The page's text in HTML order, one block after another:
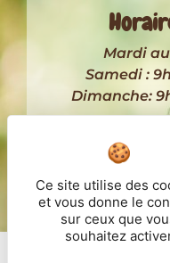
Mardi
Samedi :
Dimanche:
Ce site utilise des
et vous donne le
sur ceux que
souhaitez